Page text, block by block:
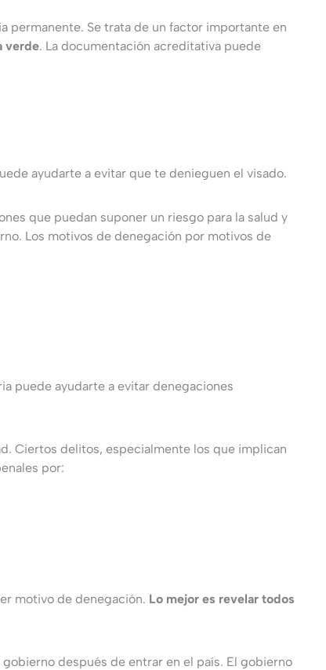
permanente. Se trata de un factor importante en
verde. La documentación acreditativa puede
ayudarte a evitar que te denieguen el visado.
que puedan suponer un riesgo para la salud y
Los motivos de denegación por motivos de
puede ayudarte a evitar denegaciones
Ciertos delitos, especialmente los que implican
por:
motivo de denegación. Lo mejor es revelar todos
después de entrar en el país. El gobierno